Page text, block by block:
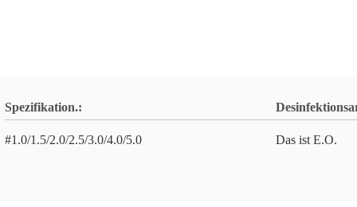
Spezifikation.:
#1.0/1.5/2.0/2.5/3.0/4.0/5.0 Das ist E.O.